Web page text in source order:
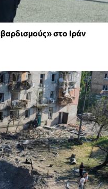
στο Ιράν